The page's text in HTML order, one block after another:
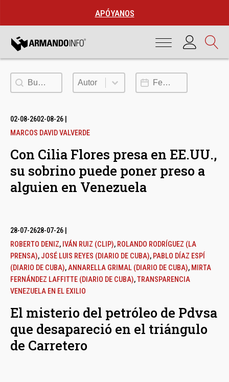
APÓYANOS
Buscar Autor
Autor Fecha de publicación
02-08-2602-08-26
MARCOS DAVID VALVERDE
Con Cilia Flores presa en EE.UU.,
su sobrino puede poner preso a
alguien en Venezuela
28-07-2628-07-26
ROBERTO DENIZ, IVÁN RUIZ (CLIP), ROLANDO RODRÍGUEZ (LA
PRENSA), JOSÉ LUIS REYES (DIARIO DE CUBA), PABLO DÍAZ ESPÍ
(DIARIO DE CUBA),ANNARELLA GRIMAL (DIARIO DE CUBA), MIRTA
FERNÁNDEZ LAFFITTE (DIARIO DE CUBA),TRANSPARENCIA
VENEZUELA EN EL EXILIO
El misterio del petróleo de Pdvsa
que desapareció en el triángulo
de Carretero